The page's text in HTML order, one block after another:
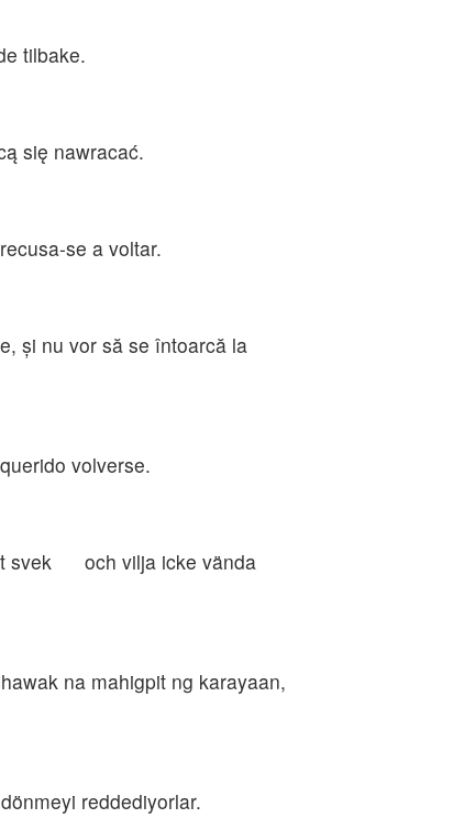
tilbake.
się nawracać.
se a voltar.
şi nu vor să se întoarcă la
volverse.
svek och vilja icke vända
na mahigpit ng karayaan,
reddediyorlar.